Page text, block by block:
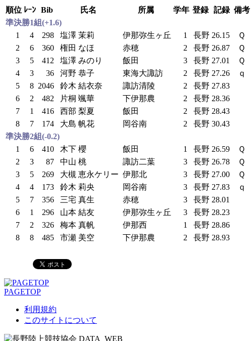
順位 ﾚｰﾝ Bib 氏名 所属 学年 登録 記録 備考
準決勝1組(+1.6)
1
4 298 塩澤 茉莉 伊那弥生ヶ丘 1 長野 26.15
Ｑ
2
6 360 権田 なほ 赤穂 2 長野 26.87
Ｑ
3
5 412 塩澤 みのり 飯田 3 長野 27.01
Ｑ
4
3 36 河野 恭子 東海大諏訪 2 長野 27.26
ｑ
5
8 2046 鈴木 結衣奈 諏訪清陵 2 長野 27.83
6
2 482 片桐 颯華 下伊那農 2 長野 28.36
7
1 416 西部 梨夏 飯田 2 長野 28.43
8
7 174 大島 帆花 岡谷南 2 長野 30.43
準決勝2組(-0.2)
1
6 410 木下 櫻 飯田 1 長野 26.59
Ｑ
2
3 87 中山 桃 諏訪二葉 3 長野 26.78
Ｑ
3
5 269 大槻 恵永ケリー 伊那北 3 長野 27.00
Ｑ
4
4 173 鈴木 莉央 岡谷南 3 長野 27.83
ｑ
5
7 356 三宅 真生 赤穂 3 長野 28.01
6
1 296 山本 結友 伊那弥生ヶ丘 3 長野 28.23
7
2 326 梅本 真帆 伊那西 1 長野 28.86
8
8 485 市瀬 美空 下伊那農 2 長野 28.93
PAGETOP
利用規約
このサイトについて